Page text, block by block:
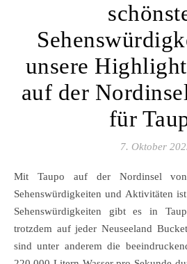
unsere
auf der
für
7. Oktober
Mit Taupo auf der Nordinsel von Neuseeland und den
Sehenswürdigkeiten und Aktivitäten
Sehenswürdigkeiten gibt es in
trotzdem auf jeder Neuseeland
sind unter anderem die